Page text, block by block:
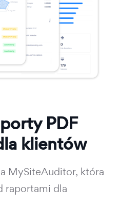
PDF
klientów
MySiteAuditor, która
raportami dla